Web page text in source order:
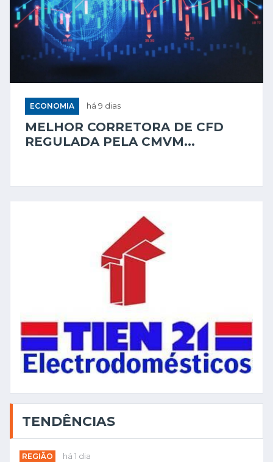
ECONOMIA há 9 dias
MELHOR CORRETORA DE CFD
REGULADA PELA CMVM...
TENDÊNCIAS
REGIÃO há 1 dia